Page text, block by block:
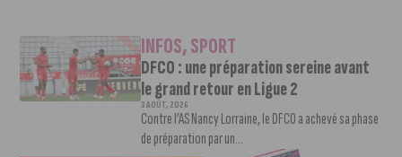
INFOS,SPORT
DFCO : une préparation sereine avant
le grand retour en Ligue 2
3 AOÛT, 2026
Contre l’AS Nancy Lorraine, le DFCO a achevé sa phase
de préparation par un...